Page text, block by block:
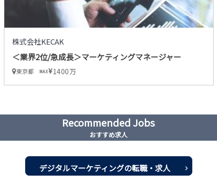
株式会社KECAK
＜業界2位/急成長＞マーケティングマネージャー
東京都 MAX 1400万
Recommended Jobs
おすすめ求人
デジタルマーケティングの転職・求人